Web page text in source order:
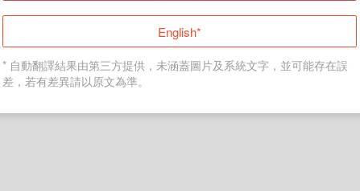
English*
* 自動翻譯結果由第三方提供，未涵蓋圖片及系統文字，並可能存在誤
差，若有差異請以原文為準。